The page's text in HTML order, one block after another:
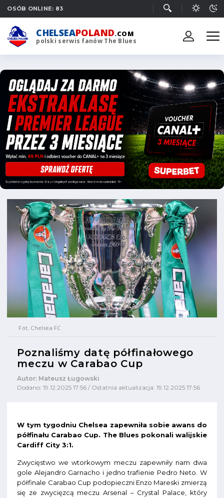
OSÓB ONLINE: 83
CHELSEAPOLAND.COM
polski serwis fanów The Blues
Fot. Chelsea FC
Poznaliśmy datę półfinałowego
meczu w Carabao Cup
Autor: Mateusz Ługowski
Dodano: 19.12.2025 17:56 / Ostatnia aktualizacja: 19.12.2025 17:56
W tym tygodniu Chelsea zapewniła sobie awans do
półfinału Carabao Cup. The Blues pokonali walijskie
Cardiff City 3:1.
Zwycięstwo we wtorkowym meczu zapewniły nam dwa
gole Alejandro Garnacho i jedno trafienie Pedro Neto. W
półfinale Carabao Cup podopieczni Enzo Mareski zmierzą
się ze zwycięzcą meczu Arsenal – Crystal Palace, który